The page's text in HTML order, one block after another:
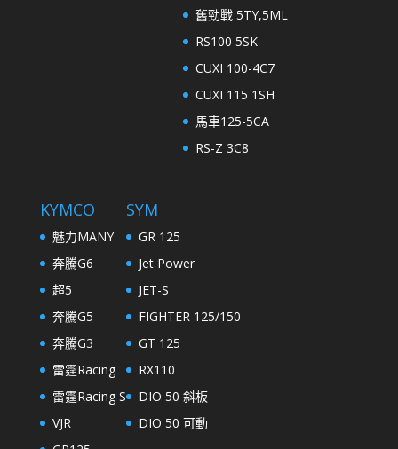
舊勁戰 5TY,5ML
RS100 5SK
CUXI 100-4C7
CUXI 115 1SH
馬車125-5CA
RS-Z 3C8
KYMCO
魅力MANY
奔騰G6
超5
奔騰G5
奔騰G3
雷霆Racing
雷霆Racing S
VJR
SYM
GR 125
Jet Power
JET-S
FIGHTER 125/150
GT 125
RX110
DIO 50 斜板
DIO 50 可動